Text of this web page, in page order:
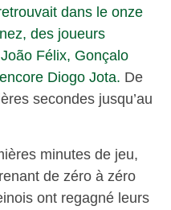
dans le onze
des joueurs
Félix, Gonçalo
Diogo Jota. De
secondes jusqu’au
minutes de jeu,
de zéro à zéro
ont regagné leurs